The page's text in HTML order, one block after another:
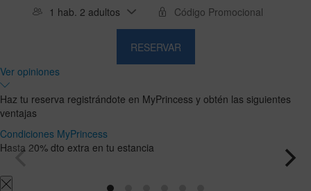
the
the
and
select
the
down
key
to
the
1 hab. 2 adultos
RESERVAR
Ver opiniones
Haz tu reserva registrándote en MyPrincess y obtén las siguientes
ventajas
Condiciones MyPrincess
Hasta 20% dto extra en tu estancia